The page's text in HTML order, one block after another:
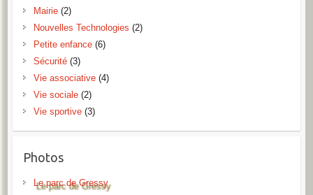
Mairie(2)
Nouvelles Technologies (2)
Petite enfance(6)
Sécurité(3)
Vie associative(4)
Vie sociale(2)
Vie sportive(3)
Photos
Le parc de Gressy